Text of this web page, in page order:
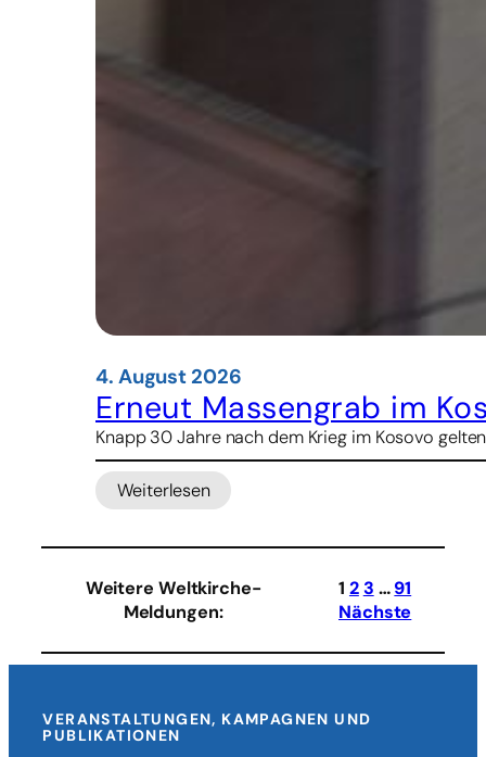
4. August 2026
Erneut Massengrab im
Knapp 30 Jahre nach dem Krieg im Kosovo
Weiterlesen
:
Massengrab
Kosovo
gefunden
Weitere Weltkirche-
Meldungen:
1 23 … 91
Nächste
VERANSTALTUNGEN, KAMPAGNEN UND
PUBLIKATIONEN